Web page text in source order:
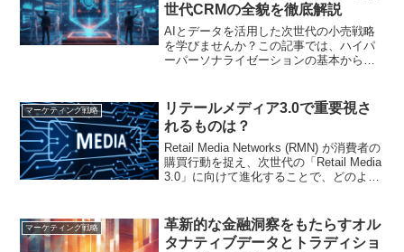
世代CRMの全貌を徹底解説
AIとデータを活用した次世代の小売戦略
を学びませんか？この記事では、ハイパ
ーパーソナライゼーションの基本から実
解説します
マーケティング戦略
リテールメディア3.0で重要視さ
れるものは？
Retail Media Networks (RMN) が消費者の
購買行動を捉え、次世代の「Retail Media
3.0」に向けて進化することで、どのよう
マーケティング戦略
革新的な金融洞察をもたらすオル
タナティブデータとトラディショ